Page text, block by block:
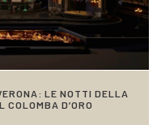
LE NOTTI DELLA
COLOMBA D’ORO